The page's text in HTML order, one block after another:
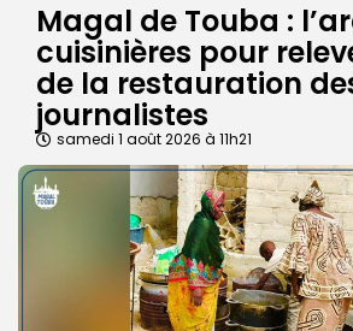
Magal de Touba :
cuisinières pour
de la restauration
journalistes
samedi 1 août 2026 à 11h21